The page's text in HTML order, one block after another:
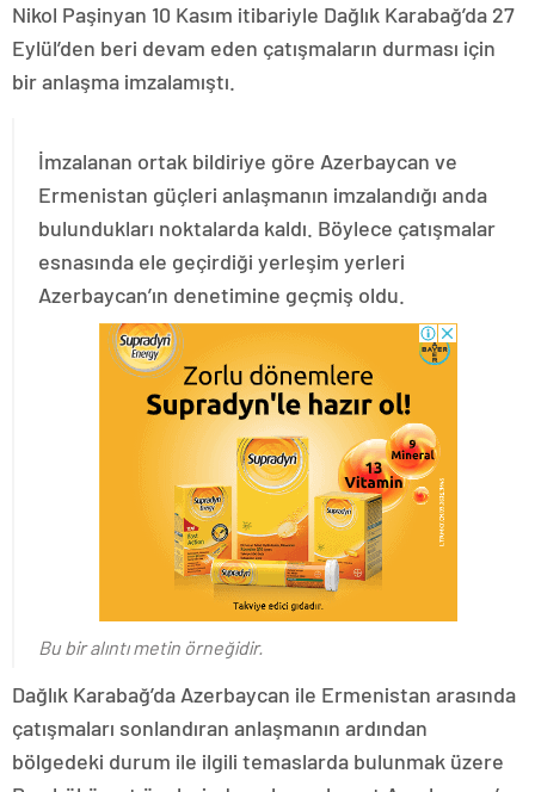
Nikol Paşinyan 10 Kasım itibariyle Dağlık Karabağ’da 27
Eylül’den beri devam eden çatışmaların durması için
bir anlaşma imzalamıştı.
İmzalanan ortak bildiriye göre Azerbaycan ve
Ermenistan güçleri anlaşmanın imzalandığı anda
bulundukları noktalarda kaldı. Böylece çatışmalar
esnasında ele geçirdiği yerleşim yerleri
Azerbaycan’ın denetimine geçmiş oldu.
Bu bir alıntı metin örneğidir.
Dağlık Karabağ’da Azerbaycan ile Ermenistan arasında
çatışmaları sonlandıran anlaşmanın ardından
bölgedeki durum ile ilgili temaslarda bulunmak üzere